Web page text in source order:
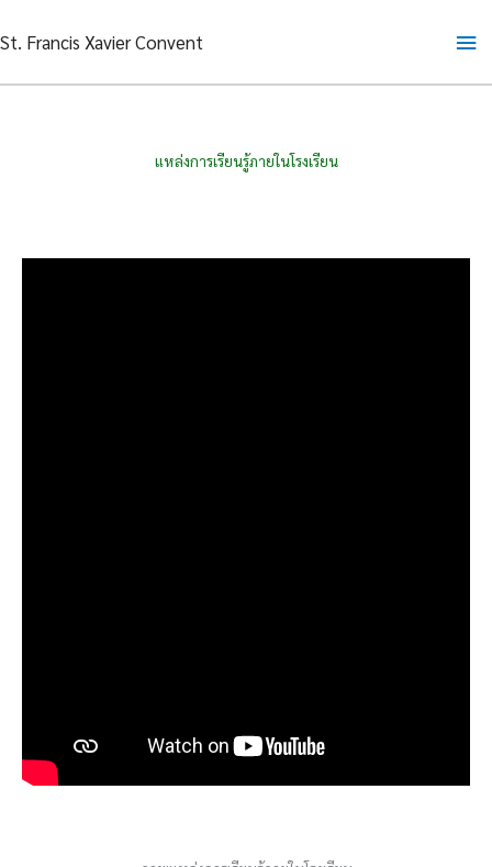
to
St. Francis Xavier Convent
แหล่งการเรียนรู้ภายในโรงเรียน